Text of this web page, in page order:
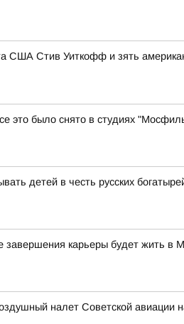
США Стив Уиткофф и зять
это было снято в студиях
детей в честь русских
завершения карьеры будет жить в
налет Советской авиации